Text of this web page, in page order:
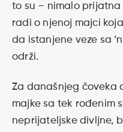
to su – nimalo
radi o njenoj majci
da istanjene veze sa
održi.
Za današnjeg čoveka
majke sa tek rođenim
neprijateljske divljne,